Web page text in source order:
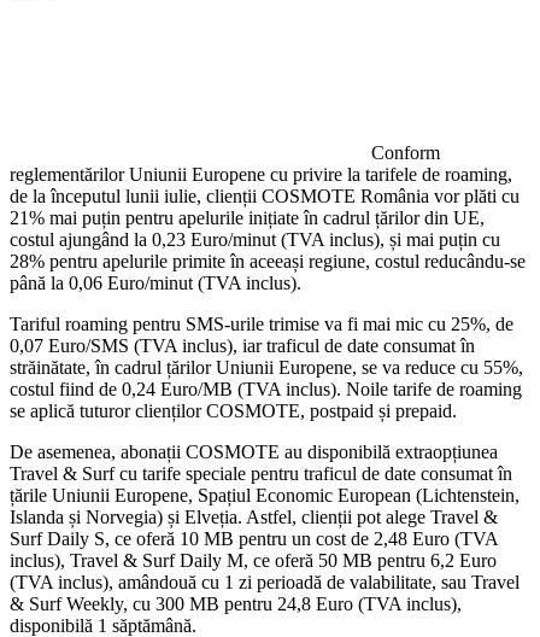
Conform
reglementărilor Uniunii Europene cu privire la tarifele de roaming,
de la începutul lunii iulie, clienții COSMOTE România vor plăti cu
21% mai puțin pentru apelurile inițiate în cadrul țărilor din UE,
costul ajungând la 0,23 Euro/minut (TVA inclus), și mai puțin cu
28% pentru apelurile primite în aceeași regiune, costul reducându-se
până la 0,06 Euro/minut (TVA inclus).
Tariful roaming pentru SMS-urile trimise va fi mai mic cu 25%, de
0,07 Euro/SMS (TVA inclus), iar traficul de date consumat în
străinătate, în cadrul țărilor Uniunii Europene, se va reduce cu 55%,
costul fiind de 0,24 Euro/MB (TVA inclus). Noile tarife de roaming
se aplică tuturor clienților COSMOTE, postpaid și prepaid.
De asemenea, abonații COSMOTE au disponibilă extraopțiunea
Travel & Surf cu tarife speciale pentru traficul de date consumat în
țările Uniunii Europene, Spațiul Economic European (Lichtenstein,
Islanda și Norvegia) și Elveția. Astfel, clienții pot alege Travel &
Surf Daily S, ce oferă 10 MB pentru un cost de 2,48 Euro (TVA
inclus), Travel & Surf Daily M, ce oferă 50 MB pentru 6,2 Euro
(TVA inclus), amândouă cu 1 zi perioadă de valabilitate, sau Travel
& Surf Weekly, cu 300 MB pentru 24,8 Euro (TVA inclus),
disponibilă 1 săptămână.